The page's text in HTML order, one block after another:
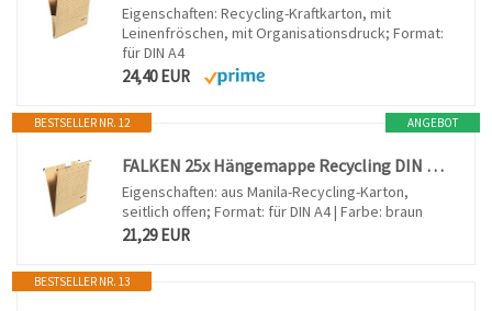
Eigenschaften: Recycling-Kraftkarton, mit
Leinenfröschen, mit Organisationsdruck; Format:
für DIN A4
24,40 EUR
ANGEBOT
BESTSELLER NR. 12
FALKEN 25x Hängemappe Recycling DIN A4 seitlich offen braun
Eigenschaften: aus Manila-Recycling-Karton,
seitlich offen; Format: für DIN A4 | Farbe: braun
21,29 EUR
BESTSELLER NR. 13